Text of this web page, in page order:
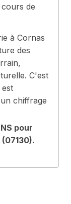
de
à Cornas
des
C'est
chiffrage
pour